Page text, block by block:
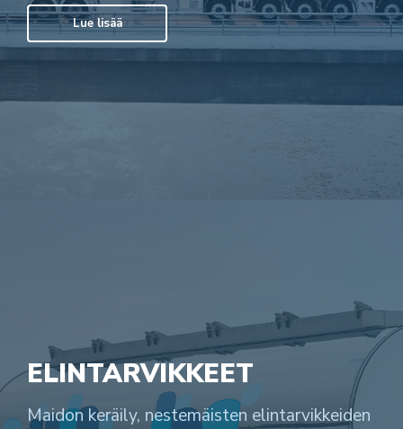
Lue lisää
ELINTARVIKKEET
Maidon keräily, nestemäisten elintarvikkeiden